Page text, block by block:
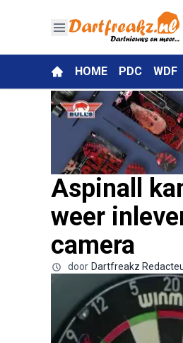
HOME PDC WDF
Aspinall
weer
camera
door Dartfreakz